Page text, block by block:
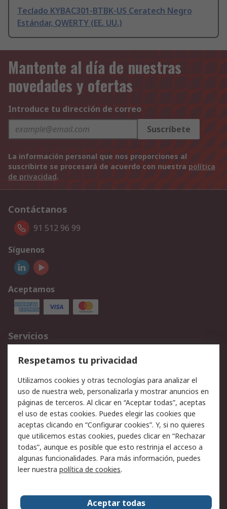
Teclado KYBAC301-BTBK-US Ceratech Negro
Estándar, QWERTY (EE. UU.)
Mantente al día de nuestras
novedades y ofertas
Introduce tu dirección de correo
Suscríbete
La información personal que nos proporciones al
suscribirte se procesará de acuerdo con nuestra política
de privacidad.
Contáctanos
91 512 96 99
Síguenos
Aceptamos
Servicios
Cómo realizar pedidos
Devoluciones
Facturación y pago
Ofertas
Soporte técnico
Legal
Aviso legal
Política de privacidad -
Actualizada
Política sobre cookies
Seguridad de emails
Certificaciones de
Condiciones de venta
Acerca de RS
Respetamos tu privacidad
Utilizamos cookies y otras tecnologías para analizar el
uso de nuestra web, personalizarla y mostrar anuncios en
páginas de terceros. Al clicar en “Aceptar todas”, aceptas
el uso de estas cookies. Puedes elegir las cookies que
aceptas clicando en “Configurar cookies”. Y, si no quieres
que utilicemos estas cookies, puedes clicar en “Rechazar
todas”, aunque es posible que esto restrinja el acceso a
algunas funcionalidades. Para más información, puedes
leer nuestra política de cookies.
Aceptar todas